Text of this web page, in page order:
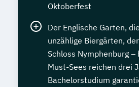
Oktoberfest
Der Englische Garten,
unzählige Biergärten,
Schloss Nymphenburg –
Must-Sees reichen drei
Bachelorstudium